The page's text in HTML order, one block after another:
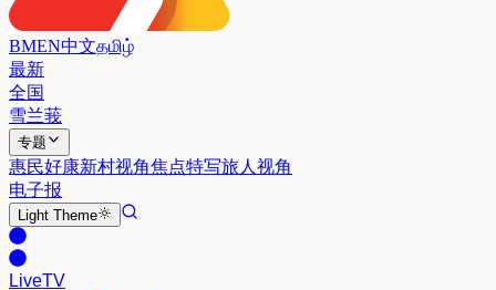
BMEN中文தமிழ்
最新
全国
雪兰莪
专题
惠民好康新村视角焦点特写旅人视角
电子报
Light Theme
LiveTV